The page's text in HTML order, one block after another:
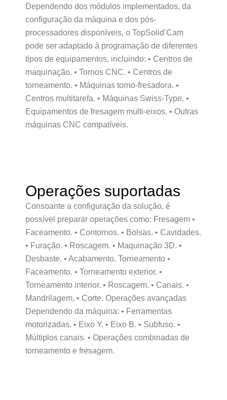
Dependendo dos módulos implementados, da
configuração da máquina e dos pós-
processadores disponíveis, o TopSolid’Cam
pode ser adaptado à programação de diferentes
tipos de equipamentos, incluindo: • Centros de
maquinação. • Tornos CNC. • Centros de
torneamento. • Máquinas torno-fresadora. •
Centros multitarefa. • Máquinas Swiss-Type. •
Equipamentos de fresagem multi-eixos. • Outras
máquinas CNC compatíveis.
Operações suportadas
Consoante a configuração da solução, é
possível preparar operações como: Fresagem •
Faceamento. • Contornos. • Bolsas. • Cavidades.
• Furação. • Roscagem. • Maquinação 3D. •
Desbaste. • Acabamento. Torneamento •
Faceamento. • Torneamento exterior. •
Torneamento interior. • Roscagem. • Canais. •
Mandrilagem. • Corte. Operações avançadas
Dependendo da máquina: • Ferramentas
motorizadas. • Eixo Y. • Eixo B. • Subfuso. •
Múltiplos canais. • Operações combinadas de
torneamento e fresagem.